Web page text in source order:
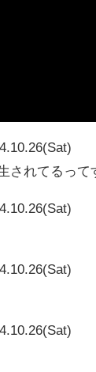
されてるって